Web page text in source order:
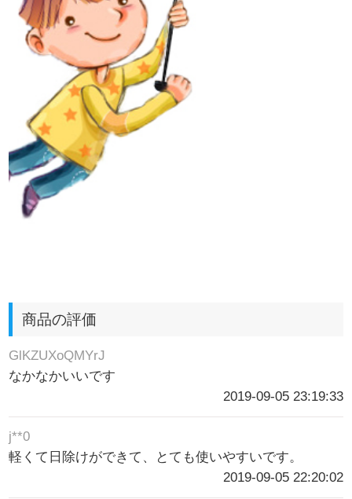
商品の評価
GlKZUXoQMYrJ
なかなかいいです
2019-09-05 23:19:33
j**0
軽くて日除けができて、とても使いやすいです。
2019-09-05 22:20:02